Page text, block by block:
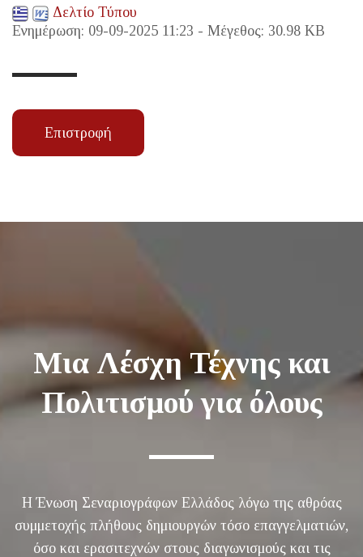
Δελτίο Τύπου
Ενημέρωση: 09-09-2025 11:23 - Μέγεθος: 30.98 KB
Επιστροφή
Μια Λέσχη Τέχνης και
Πολιτισμού για όλους
Η Ένωση Σεναριογράφων Ελλάδος λόγω της αθρόας
συμμετοχής πλήθους δημιουργών τόσο επαγγελματιών,
όσο και ερασιτεχνών στους διαγωνισμούς και τις